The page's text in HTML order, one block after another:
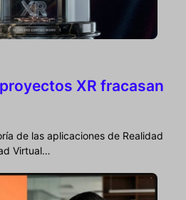
XR fracasan
de las aplicaciones de Realidad
Virtual…